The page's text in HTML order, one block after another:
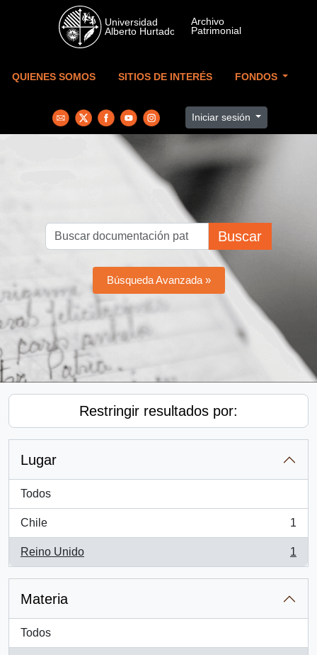
Skip to main content
QUIENES SOMOS SITIOS DE INTERÉS FONDOS
Iniciar sesión
Buscar
Búsqueda Avanzada »
Restringir resultados por:
Lugar
Todos
Chile
, 1 resultados
1
Reino Unido
, 1 resultados
1
Materia
Todos